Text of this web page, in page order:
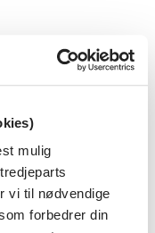
mulig
vi til nødvendige
forbedrer din